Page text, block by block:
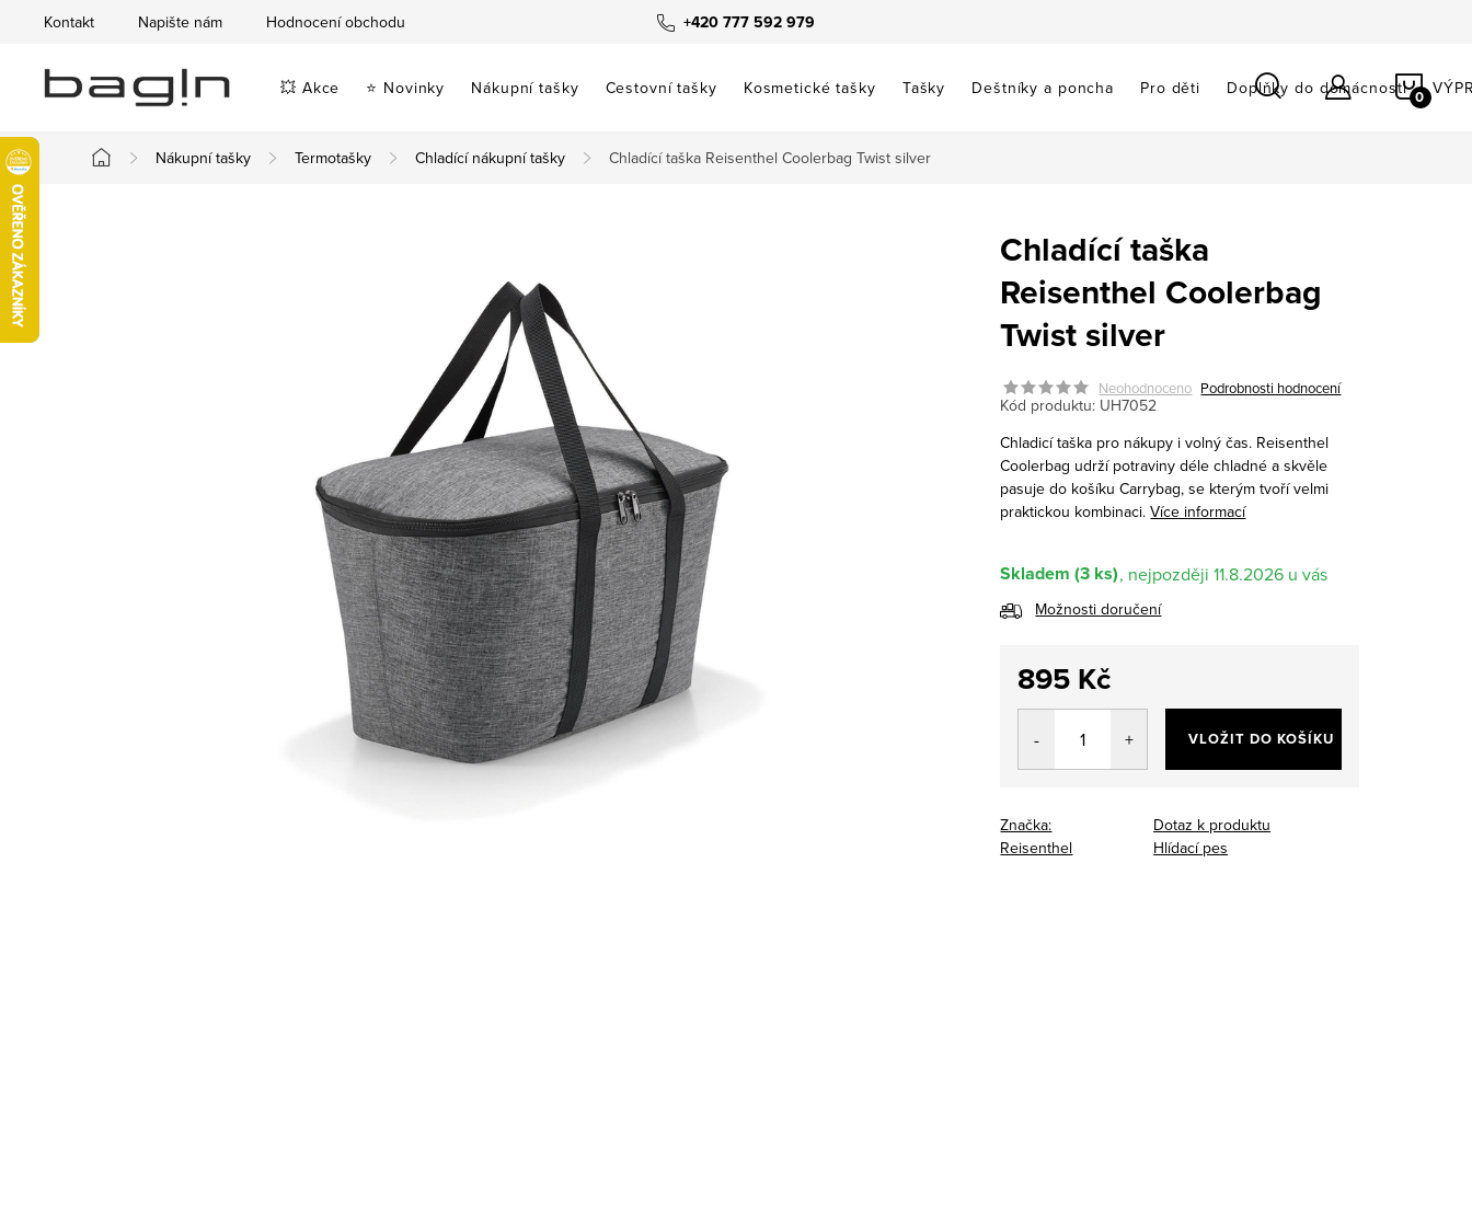
obsah
+420 777 592 979
Kontakt Napište nám Hodnocení obchodu
💥 Akce ⭐ Novinky Nákupní tašky Cestovní tašky Kosmetické tašky Tašky Deštníky a poncha Pro děti Doplňky do domácnosti
Domů
Nákupní tašky Termotašky Chladící nákupní tašky Chladící taška Reisenthel Coolerbag Twist silver
Chladící taška
Reisenthel Coolerbag
Twist silver
Neohodnoceno Podrobnosti hodnocení
Kód produktu: UH7052
Chladicí taška pro nákupy i volný čas. Reisenthel
Coolerbag udrží potraviny déle chladné a skvěle
pasuje do košíku Carrybag, se kterým tvoří velmi
praktickou kombinaci.Více informací
Skladem (3 ks) 11.8.2026
Možnosti doručení
895 Kč
Měrná
VLOŽIT DO KOŠÍKU
Značka:
Reisenthel
Dotaz k produktu
Hlídací pes